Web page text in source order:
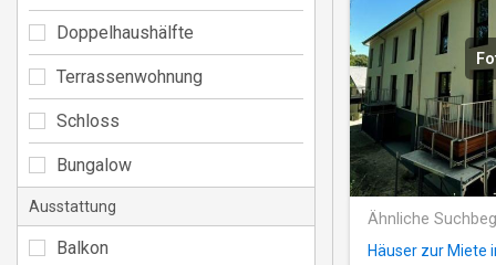
Ähnliche
Häuser zur Miete
Doppelhaushälfte
Terrassenwohnung
Schloss
Bungalow
Ausstattung
Balkon